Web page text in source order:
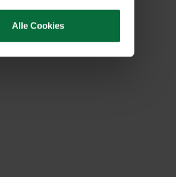
Alle Cookies